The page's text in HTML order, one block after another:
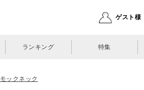
ゲスト様
ランキング 特集
モックネック